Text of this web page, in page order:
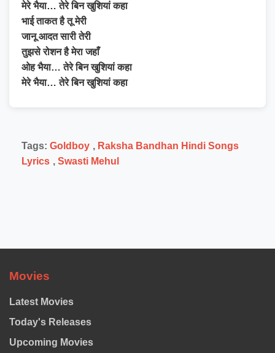
मेरे भैया… तेरे बिन खुशियां कहा
भाई ताकत है तू मेरी
जानू आदत सारी तेरी
तुझसे रोशन है मेरा जहाँ
ओह भैया… तेरे बिन खुशियां कहा
मेरे भैया… तेरे बिन खुशियां कहा
Tags: Goldboy , Raksha Bandhan Hindi Songs
Lyrics , Swasti Mehul
Movies
Latest Movies
Today's Releases
Upcoming Movies